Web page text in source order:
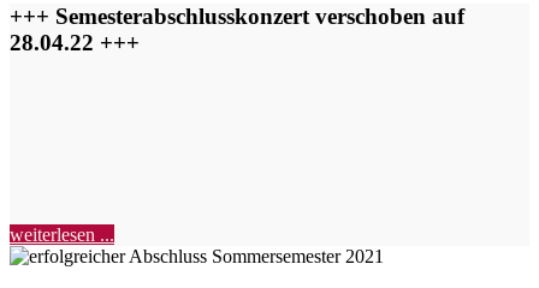
+++ Semesterabschlusskonzert verschoben auf
28.04.22 +++
weiterlesen ...